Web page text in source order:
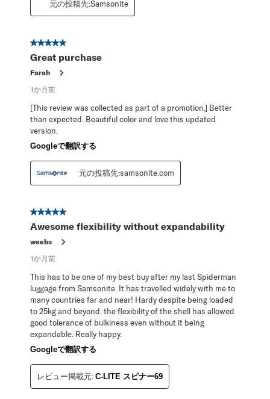
元の投稿先:Samsonite
星5／5個です。
Great purchase
Farah
1か月前
[This review was collected as part of a promotion.] Better
than expected. Beautiful color and love this updated
version.
Googleで翻訳する
元の投稿先:samsonite.com
星5／5個です。
Awesome flexibility without expandability
weebs
1か月前
This has to be one of my best buy after my last Spiderman
luggage from Samsonite. It has travelled widely with me to
many countries far and near! Hardy despite being loaded
to 25kg and beyond. the flexibility of the shell has allowed
good tolerance of bulkiness even without it being
expandable. Really happy.
Googleで翻訳する
レビュー掲載元: C-LITE スピナー69